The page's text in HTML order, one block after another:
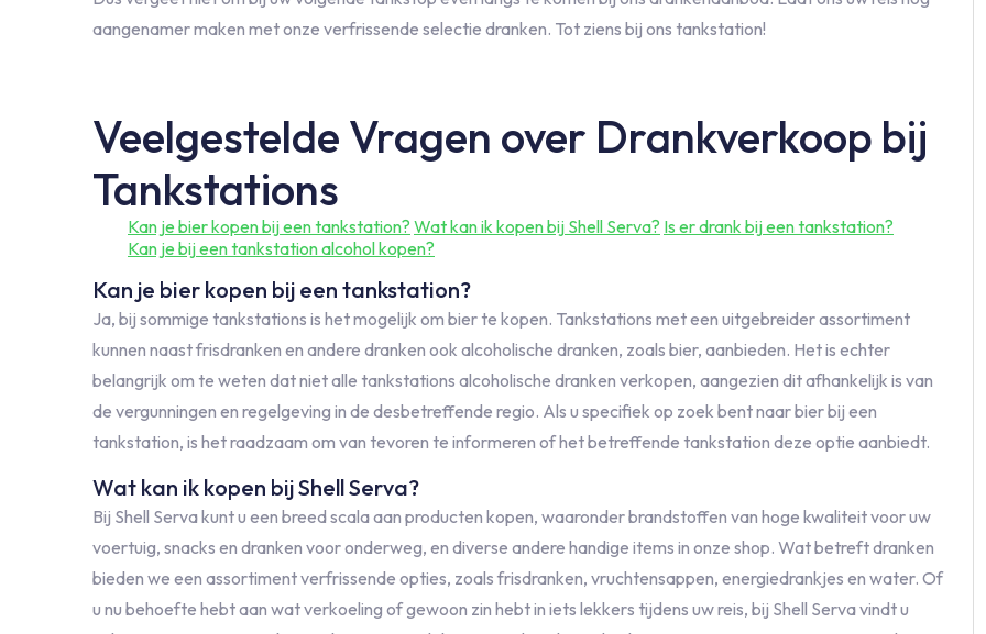
aangenamer maken met onze verfrissende selectie dranken. Tot ziens bij ons tankstation!
Veelgestelde Vragen over Drankverkoop bij
Tankstations
Kan je bier kopen bij een tankstation? Wat kan ik kopen bij Shell Serva? Is er drank bij een tankstation?
Kan je bij een tankstation alcohol kopen?
Kan je bier kopen bij een tankstation?
Ja, bij sommige tankstations is het mogelijk om bier te kopen. Tankstations met een uitgebreider assortiment
kunnen naast frisdranken en andere dranken ook alcoholische dranken, zoals bier, aanbieden. Het is echter
belangrijk om te weten dat niet alle tankstations alcoholische dranken verkopen, aangezien dit afhankelijk is van
de vergunningen en regelgeving in de desbetreffende regio. Als u specifiek op zoek bent naar bier bij een
tankstation, is het raadzaam om van tevoren te informeren of het betreffende tankstation deze optie aanbiedt.
Wat kan ik kopen bij Shell Serva?
Bij Shell Serva kunt u een breed scala aan producten kopen, waaronder brandstoffen van hoge kwaliteit voor uw
voertuig, snacks en dranken voor onderweg, en diverse andere handige items in onze shop. Wat betreft dranken
bieden we een assortiment verfrissende opties, zoals frisdranken, vruchtensappen, energiedrankjes en water. Of
u nu behoefte hebt aan wat verkoeling of gewoon zin hebt in iets lekkers tijdens uw reis, bij Shell Serva vindt u